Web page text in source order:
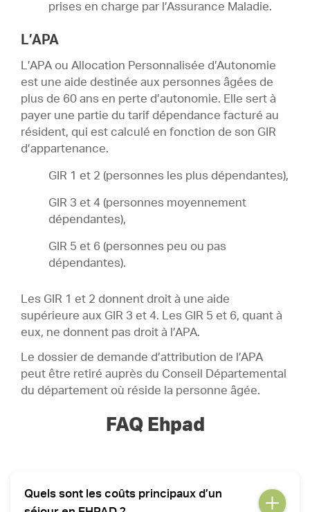
prises en charge par l’Assurance Maladie.
L’APA
L’APA ou Allocation Personnalisée d’Autonomie
est une aide destinée aux personnes âgées de
plus de 60 ans en perte d’autonomie. Elle sert à
payer une partie du tarif dépendance facturé au
résident, qui est calculé en fonction de son GIR
d’appartenance.
GIR 1 et 2 (personnes les plus dépendantes),
GIR 3 et 4 (personnes moyennement
dépendantes),
GIR 5 et 6 (personnes peu ou pas
dépendantes).
Les GIR 1 et 2 donnent droit à une aide
supérieure aux GIR 3 et 4. Les GIR 5 et 6, quant à
eux, ne donnent pas droit à l’APA.
Le dossier de demande d’attribution de l’APA
peut être retiré auprès du Conseil Départemental
du département où réside la personne âgée.
FAQ Ehpad
Quels sont les coûts principaux d’un